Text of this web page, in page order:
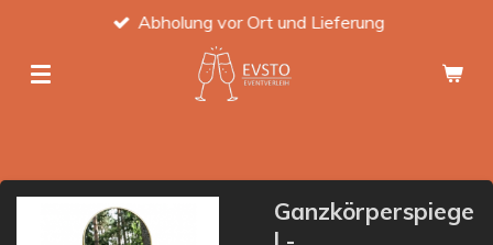
springen
Abholung vor Ort und Lieferung
Ganzkörperspiege